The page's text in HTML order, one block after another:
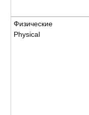
Физические
Physical